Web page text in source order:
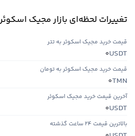
تغییرات لحظه‌ای بازار مجیک اسکوئر
قیمت خرید مجیک اسکوئر به تتر
USDT
0
قیمت خرید مجیک اسکوئر به تومان
TMN
0
آخرین قیمت خرید مجیک اسکوئر
USDT
0
بالاترین قیمت ۲۴ ساعت گذشته